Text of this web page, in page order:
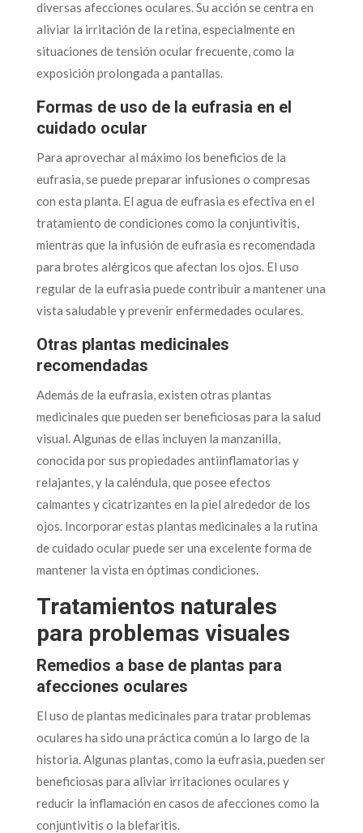
diversas afecciones oculares. Su acción se centra en
aliviar la irritación de la retina, especialmente en
situaciones de tensión ocular frecuente, como la
exposición prolongada a pantallas.
Formas de uso de la eufrasia en el
cuidado ocular
Para aprovechar al máximo los beneficios de la
eufrasia, se puede preparar infusiones o compresas
con esta planta. El agua de eufrasia es efectiva en el
tratamiento de condiciones como la conjuntivitis,
mientras que la infusión de eufrasia es recomendada
para brotes alérgicos que afectan los ojos. El uso
regular de la eufrasia puede contribuir a mantener una
vista saludable y prevenir enfermedades oculares.
Otras plantas medicinales
recomendadas
Además de la eufrasia, existen otras plantas
medicinales que pueden ser beneficiosas para la salud
visual. Algunas de ellas incluyen la manzanilla,
conocida por sus propiedades antiinflamatorias y
relajantes, y la caléndula, que posee efectos
calmantes y cicatrizantes en la piel alrededor de los
ojos. Incorporar estas plantas medicinales a la rutina
de cuidado ocular puede ser una excelente forma de
mantener la vista en óptimas condiciones.
Tratamientos naturales
para problemas visuales
Remedios a base de plantas para
afecciones oculares
El uso de plantas medicinales para tratar problemas
oculares ha sido una práctica común a lo largo de la
historia. Algunas plantas, como la eufrasia, pueden ser
beneficiosas para aliviar irritaciones oculares y
reducir la inflamación en casos de afecciones como la
conjuntivitis o la blefaritis.